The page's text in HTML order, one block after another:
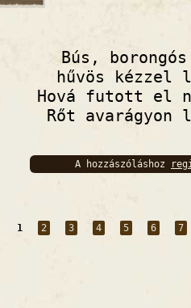
Bús,
hűvös kézzel
Hová futott el
Rőt avarágyon
A hozzászóláshoz
Oldalak
1 2 3 4 5 6 7